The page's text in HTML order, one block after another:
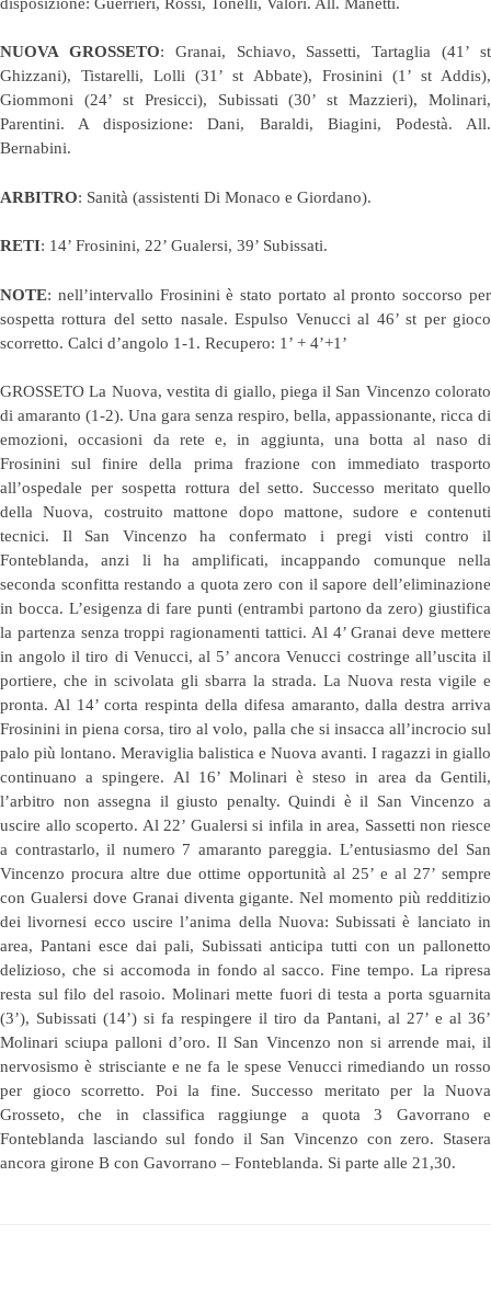
NUOVA GROSSETO: Granai, Schiavo, Sassetti, Tartaglia (41’ st
Ghizzani), Tistarelli, Lolli (31’ st Abbate), Frosinini (1’ st Addis),
Giommoni (24’ st Presicci), Subissati (30’ st Mazzieri), Molinari,
Parentini. A disposizione: Dani, Baraldi, Biagini, Podestà. All.
Bernabini.
ARBITRO: Sanità (assistenti Di Monaco e Giordano).
RETI: 14’ Frosinini, 22’ Gualersi, 39’ Subissati.
NOTE: nell’intervallo Frosinini è stato portato al pronto soccorso per
sospetta rottura del setto nasale. Espulso Venucci al 46’ st per gioco
scorretto. Calci d’angolo 1-1. Recupero: 1’ + 4’+1’
GROSSETO La Nuova, vestita di giallo, piega il San Vincenzo colorato
di amaranto (1-2). Una gara senza respiro, bella, appassionante, ricca di
emozioni, occasioni da rete e, in aggiunta, una botta al naso di
Frosinini sul finire della prima frazione con immediato trasporto
all’ospedale per sospetta rottura del setto. Successo meritato quello
della Nuova, costruito mattone dopo mattone, sudore e contenuti
tecnici. Il San Vincenzo ha confermato i pregi visti contro il
Fonteblanda, anzi li ha amplificati, incappando comunque nella
seconda sconfitta restando a quota zero con il sapore dell’eliminazione
in bocca. L’esigenza di fare punti (entrambi partono da zero) giustifica
la partenza senza troppi ragionamenti tattici. Al 4’ Granai deve mettere
in angolo il tiro di Venucci, al 5’ ancora Venucci costringe all’uscita il
portiere, che in scivolata gli sbarra la strada. La Nuova resta vigile e
pronta. Al 14’ corta respinta della difesa amaranto, dalla destra arriva
Frosinini in piena corsa, tiro al volo, palla che si insacca all’incrocio sul
palo più lontano. Meraviglia balistica e Nuova avanti. I ragazzi in giallo
continuano a spingere. Al 16’ Molinari è steso in area da Gentili,
l’arbitro non assegna il giusto penalty. Quindi è il San Vincenzo a
uscire allo scoperto. Al 22’ Gualersi si infila in area, Sassetti non riesce
a contrastarlo, il numero 7 amaranto pareggia. L’entusiasmo del San
Vincenzo procura altre due ottime opportunità al 25’ e al 27’ sempre
con Gualersi dove Granai diventa gigante. Nel momento più redditizio
dei livornesi ecco uscire l’anima della Nuova: Subissati è lanciato in
area, Pantani esce dai pali, Subissati anticipa tutti con un pallonetto
delizioso, che si accomoda in fondo al sacco. Fine tempo. La ripresa
resta sul filo del rasoio. Molinari mette fuori di testa a porta sguarnita
(3’), Subissati (14’) si fa respingere il tiro da Pantani, al 27’ e al 36’
Molinari sciupa palloni d’oro. Il San Vincenzo non si arrende mai, il
nervosismo è strisciante e ne fa le spese Venucci rimediando un rosso
per gioco scorretto. Poi la fine. Successo meritato per la Nuova
Grosseto, che in classifica raggiunge a quota 3 Gavorrano e
Fonteblanda lasciando sul fondo il San Vincenzo con zero. Stasera
ancora girone B con Gavorrano – Fonteblanda. Si parte alle 21,30.